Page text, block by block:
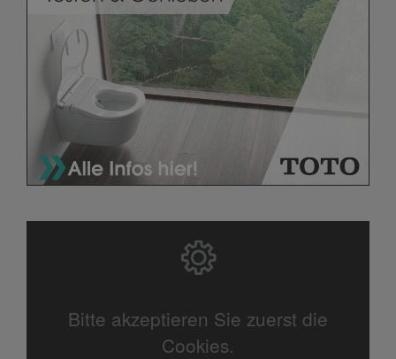
Bitte akzeptieren Sie zuerst die
Cookies.